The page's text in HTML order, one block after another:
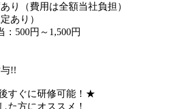
り（費用は全額当社負担）
あり）
500円～1,500円
!!
すぐに研修可能！★
た方にオススメ！